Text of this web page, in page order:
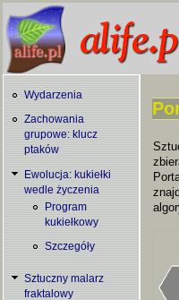
Skip to main content
Wydarzenia
Zachowania
grupowe: klucz
ptaków
Ewolucja: kukiełki
wedle życzenia
Program
kukiełkowy
Szczegóły
Sztuczny malarz
fraktalowy